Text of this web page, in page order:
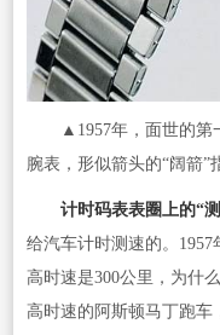
▲1957年，面世的第一
腕表，形似箭头的“阔箭”
计时码表表圈上的“
给汽车计时测速的。
高时速是300公里，为什
高时速的阿斯顿马丁跑车